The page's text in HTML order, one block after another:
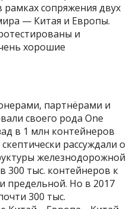
сопряжения двух
— Китая и Европы.
и
хорошие
партнёрами и
своего рода One
в 1 млн контейнеров
рассуждали о
железнодорожной
300 тыс. контейнеров к
предельной. Но в 2017
300 тыс.